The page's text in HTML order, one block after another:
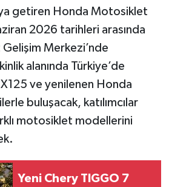
getiren Honda Motosiklet
2026 tarihleri arasında
Merkezi’nde
alanında Türkiye’de
ve yenilenen Honda
buluşacak, katılımcılar
motosiklet modellerini
Yeni Chery TIGGO 7